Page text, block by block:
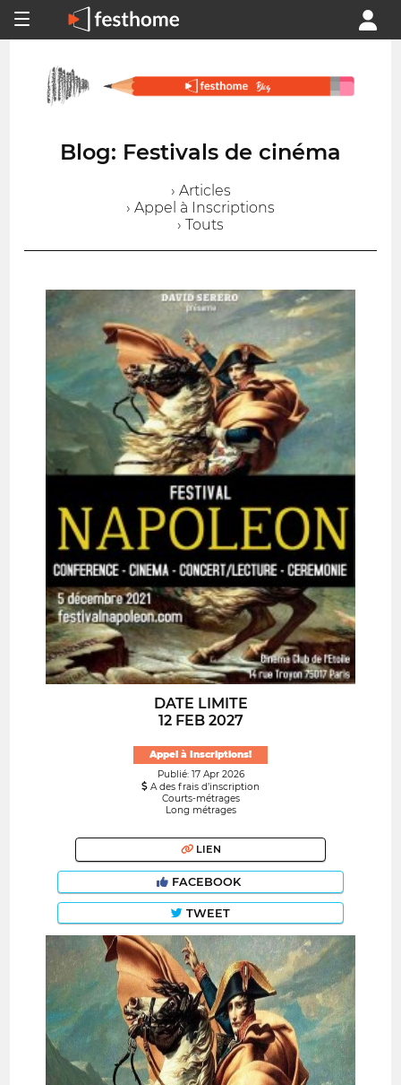
Blog: Festivals de cinéma
› Articles
› Appel à Inscriptions
› Touts
DATE LIMITE
12 FEB 2027
Appel à Inscriptions!
Publié: 17 Apr 2026
A des frais d’inscription
Courts-métrages
Long métrages
LIEN
FACEBOOK
TWEET